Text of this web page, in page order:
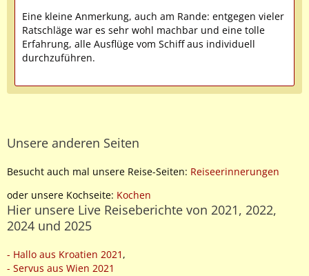
Eine kleine Anmerkung, auch am Rande: entgegen vieler
Ratschläge war es sehr wohl machbar und eine tolle
Erfahrung, alle Ausflüge vom Schiff aus individuell
durchzuführen.
Unsere anderen Seiten
Besucht auch mal unsere Reise-Seiten: Reiseerinnerungen
oder unsere Kochseite: Kochen
Hier unsere Live Reiseberichte von 2021, 2022,
2024 und 2025
- Hallo aus Kroatien 2021 ,
- Servus aus Wien 2021